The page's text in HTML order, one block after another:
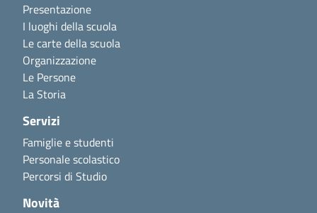
Presentazione
I luoghi della scuola
Le carte della scuola
Organizzazione
Le Persone
La Storia
Servizi
Famiglie e studenti
Personale scolastico
Percorsi di Studio
Novità